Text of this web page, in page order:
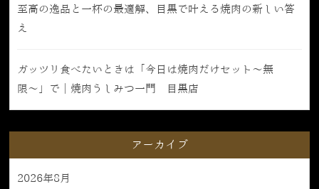
至高の逸品と一杯の最適解、目黒で叶える焼肉の新しい答
え
ガッツリ食べたいときは「今日は焼肉だけセット〜無
限〜」で｜焼肉うしみつ一門 目黒店
アーカイブ
2026年8月